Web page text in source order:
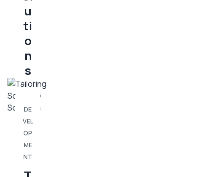
u
ti
o
n
s
DE
VEL
OP
ME
NT